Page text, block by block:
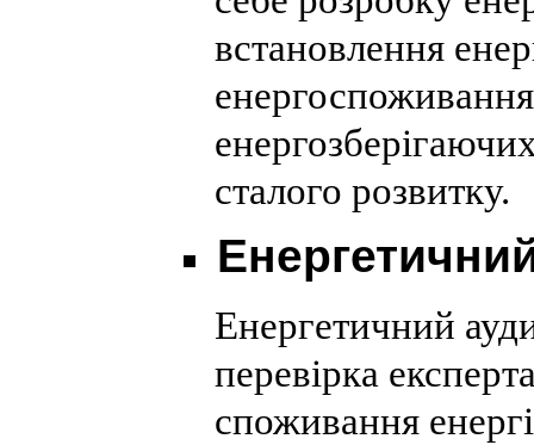
встановлення
сталого розвитку.
Енергетичний
перевірка
споживання